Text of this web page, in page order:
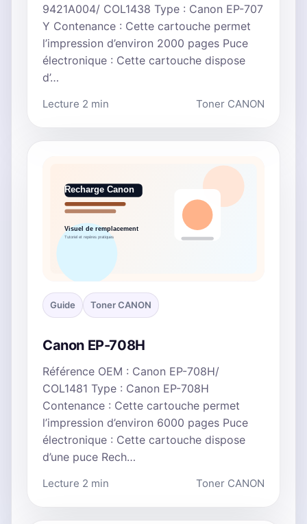
9421A004/ COL1438 Type : Canon EP-707
Y Contenance : Cette cartouche permet
l’impression d’environ 2000 pages Puce
électronique : Cette cartouche dispose
d’…
Lecture 2 min Toner CANON
Guide Toner CANON
Canon EP-708H
Référence OEM : Canon EP-708H/
COL1481 Type : Canon EP-708H
Contenance : Cette cartouche permet
l’impression d’environ 6000 pages Puce
électronique : Cette cartouche dispose
d’une puce Rech…
Lecture 2 min Toner CANON